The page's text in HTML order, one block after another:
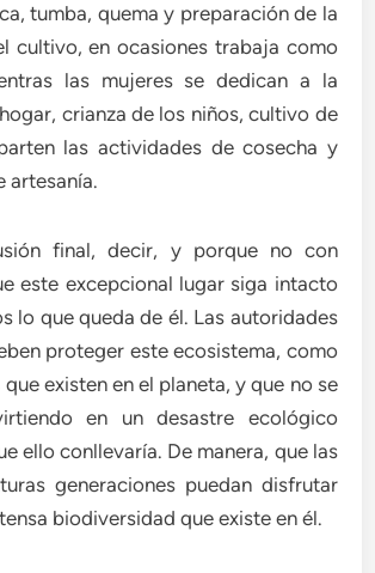
tumba, quema y preparación de la
cultivo, en ocasiones trabaja como
las mujeres se dedican a la
crianza de los niños, cultivo de
las actividades de cosecha y
artesanía.
final, decir, y porque no con
este excepcional lugar siga intacto
lo que queda de él. Las autoridades
proteger este ecosistema, como
existen en el planeta, y que no se
en un desastre ecológico
ello conllevaría. De manera, que las
generaciones puedan disfrutar
biodiversidad que existe en él.